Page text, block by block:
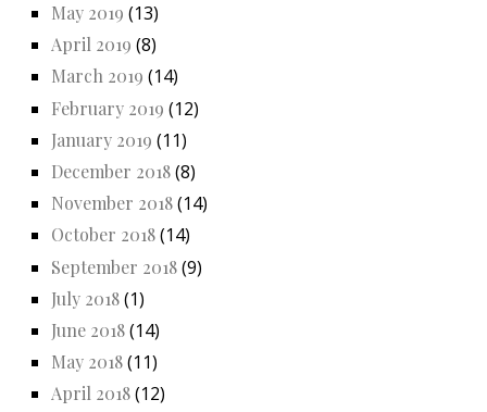
May 2019 (13)
April 2019 (8)
March 2019 (14)
February 2019 (12)
January 2019 (11)
December 2018(8)
November 2018(14)
October 2018(14)
September 2018(9)
July 2018(1)
June 2018(14)
May 2018(11)
April 2018(12)